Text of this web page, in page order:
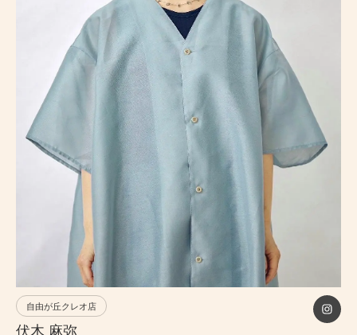
INFORMATION
ABOUT
ONLINE STORE
MEN’S GROOMING SALON
PRIVACY POLICY
自由が丘クレオ店
伏木 麻弥